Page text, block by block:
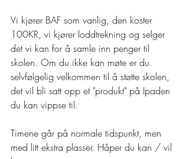
Vi kjører BAF som vanlig, den koster
100KR, vi kjører loddtrekning og selger
det vi kan for å samle inn penger til
skolen. Om du ikke kan møte er du
selvfølgelig velkommen til å støtte skolen,
det vil bli satt opp et "produkt" på Ipaden
du kan vippse til.
Timene går på normale tidspunkt, men
med litt ekstra plasser. Håper du kan / vil